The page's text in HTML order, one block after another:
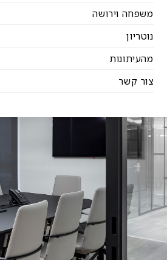
משפחה וירושה
נוטריון
מהעיתונות
צור קשר